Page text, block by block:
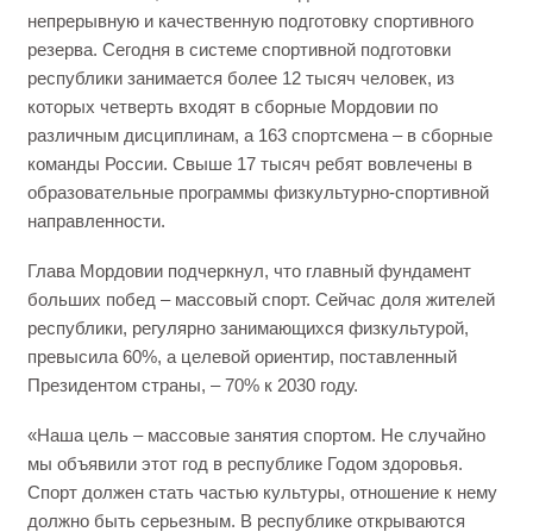
непрерывную и качественную подготовку спортивного
резерва. Сегодня в системе спортивной подготовки
республики занимается более 12 тысяч человек, из
которых четверть входят в сборные Мордовии по
различным дисциплинам, а 163 спортсмена – в сборные
команды России. Свыше 17 тысяч ребят вовлечены в
образовательные программы физкультурно-спортивной
направленности.
Глава Мордовии подчеркнул, что главный фундамент
больших побед – массовый спорт. Сейчас доля жителей
республики, регулярно занимающихся физкультурой,
превысила 60%, а целевой ориентир, поставленный
Президентом страны, – 70% к 2030 году.
«Наша цель – массовые занятия спортом. Не случайно
мы объявили этот год в республике Годом здоровья.
Спорт должен стать частью культуры, отношение к нему
должно быть серьезным. В республике открываются